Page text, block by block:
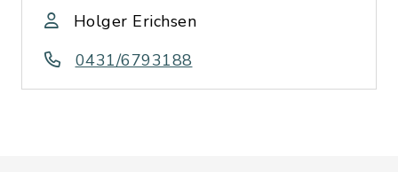
Holger Erichsen
0431/6793188